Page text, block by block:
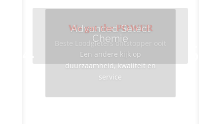
Advanced Select
Chemie
Een andere kijk op
duurzaamheid, kwaliteit en
service
We got the POWER
Beste Loodgieters ontstopper ooit